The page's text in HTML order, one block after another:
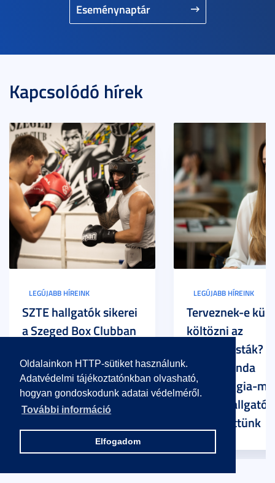
Oldalainkon HTTP-sütiket használunk.
Adatvédelmi tájékoztatónkban olvasható,
hogyan gondoskodunk adatai védelméről.
További információ
Elfogadom
Eseménynaptár
Kapcsolódó hírek
LEGÚJABB HÍREINK
SZTE hallgatók sikerei
a Szeged Box Clubban
LEGÚJABB HÍREINK
Terveznek-e
költözni az
egyetemisták? –
Turcsik Linda
pszichológia-
szakos
beszélgettünk